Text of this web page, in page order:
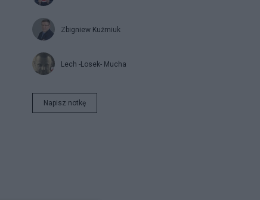
Zbigniew Kuźmiuk
Lech -Losek- Mucha
Napisz notkę